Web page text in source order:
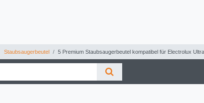
Staubsaugerbeutel 5 Premium Staubsaugerbeutel kompatibel für Electrolux